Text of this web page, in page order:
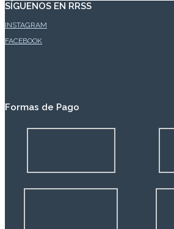
SÍGUENOS EN RRSS
INSTAGRAM
FACEBOOK
Formas de Pago